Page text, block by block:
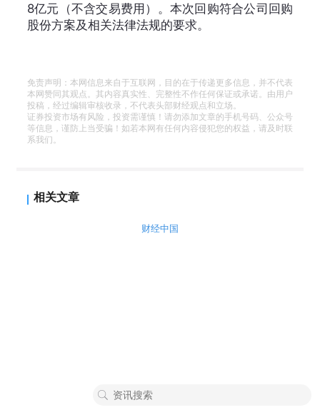
8亿元（不含交易费用）。本次回购符合公司回购
股份方案及相关法律法规的要求。
免责声明：本网信息来自于互联网，目的在于传递更多信息，并不代表
本网赞同其观点。其内容真实性、完整性不作任何保证或承诺。由用户
投稿，经过编辑审核收录，不代表头部财经观点和立场。
证券投资市场有风险，投资需谨慎！请勿添加文章的手机号码、公众号
等信息，谨防上当受骗！如若本网有任何内容侵犯您的权益，请及时联
系我们。
相关文章
财经中国